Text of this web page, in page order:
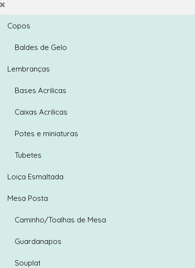
Copos
Baldes de Gelo
Lembranças
Bases Acrilicas
Caixas Acrilicas
Potes e miniaturas
Tubetes
Loiça Esmaltada
Mesa Posta
Caminho/Toalhas de Mesa
Guardanapos
Souplat